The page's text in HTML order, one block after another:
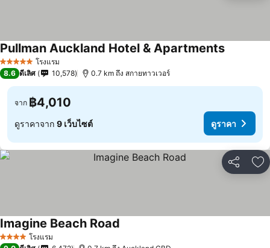
5 ดาว โรงแรม
Pullman Auckland Hotel & Apartments
8.6 ดีเลิศ 10,578 0.7 km ถึง สกายทาวเวอร์
จาก ฿4,010
ดูราคาจาก 9 เว็บไซต์ ดูราคา
แชร์ เ
4 ดาว โรงแรม
Imagine Beach Road